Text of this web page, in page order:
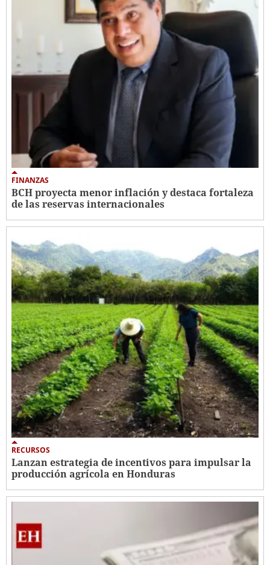
FINANZAS
BCH proyecta menor inflación y destaca fortaleza
de las reservas internacionales
RECURSOS
Lanzan estrategia de incentivos para impulsar la
producción agrícola en Honduras